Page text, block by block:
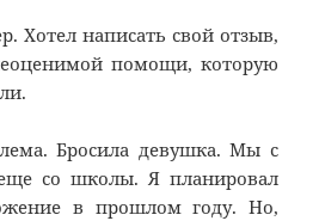
Хотел написать свой отзыв,
помощи, которую
Бросила девушка. Мы с
со школы. Я планировал
в прошлом году. Но,